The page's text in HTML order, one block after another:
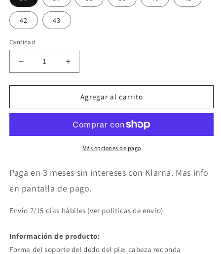
42 43
Cantidad
Reducir
cantidad
para
plana
colores
Aumentar
cantidad
para
Sandalia
plana
varios
colores
Agregar al carrito
Más opciones de pago
Paga en 3 meses sin intereses con Klarna. Mas info
en pantalla de pago.
Envío 7/15 días hábiles (ver políticas de envío)
Información de producto:
Forma del soporte del dedo del pie: cabeza redonda